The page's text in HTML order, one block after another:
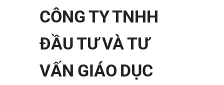
CÔNG TY TNHH
ĐẦU TƯ VÀ TƯ
VẤN GIÁO DỤC